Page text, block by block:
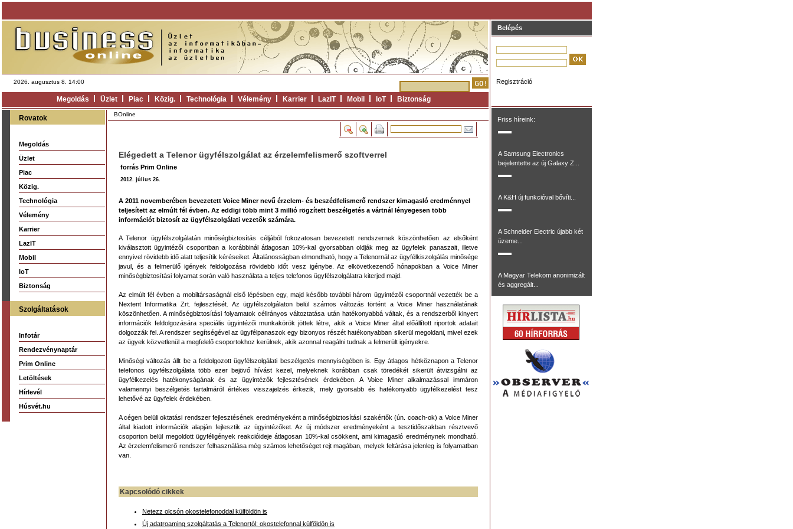
2026. augusztus 8. 14:00
Megoldás Üzlet Piac Közig. Technológia Vélemény Karrier LazIT Mobil IoT Biztonság
Rovatok
Megoldás
Üzlet
Piac
Közig.
Technológia
Vélemény
Karrier
LazIT
Mobil
IoT
Biztonság
Szolgáltatások
Infotár
Rendezvénynaptár
Prim Online
Letöltések
Hírlevél
Húsvét.hu
BOnline
Elégedett a Telenor ügyfélszolgálat az érzelemfelismerő szoftverrel
forrás Prim Online
2012. július 26.
A 2011 novemberében bevezetett Voice Miner nevű érzelem- és beszédfelismerő rendszer kimagasló eredménnyel
teljesített az elmúlt fél évben. Az eddigi több mint 3 millió rögzített beszélgetés a vártnál lényegesen több
információt biztosít az ügyfélszolgálati vezetők számára.
A Telenor ügyfélszolgálatán minőségbiztosítás céljából fokozatosan bevezetett rendszernek köszönhetően az elsőként
kiválasztott ügyintézői csoportban a korábbinál átlagosan 10%-kal gyorsabban oldják meg az ügyfelek panaszait, illetve
ennyivel rövidebb idő alatt teljesítik kéréseiket. Általánosságban elmondható, hogy a Telenornál az ügyfélkiszolgálás minősége
javul, és a felmerülő igények feldolgozása rövidebb időt vesz igénybe. Az elkövetkezendő hónapokban a Voice Miner
minőségbiztosítási folyamat során való használata a teljes telefonos ügyfélszolgálatra kiterjed majd.
Az elmúlt fél évben a mobiltársaságnál első lépésben egy, majd később további három ügyintézői csoportnál vezették be a
Nextent Informatika Zrt. fejlesztését. Az ügyfélszolgálaton belül számos változás történt a Voice Miner használatának
köszönhetően. A minőségbiztosítási folyamatok célirányos változtatása után hatékonyabbá váltak, és a rendszerből kinyert
információk feldolgozására speciális ügyintézői munkakörök jöttek létre, akik a Voice Miner által előállított riportok adatait
dolgozzák fel. A rendszer segítségével az ügyfélpanaszok egy bizonyos részét hatékonyabban sikerül megoldani, mivel ezek
az ügyek közvetlenül a megfelelő csoportokhoz kerülnek, akik azonnal reagálni tudnak a felmerült igényekre.
Minőségi változás állt be a feldolgozott ügyfélszolgálati beszélgetés mennyiségében is. Egy átlagos hétköznapon a Telenor
telefonos ügyfélszolgálata több ezer bejövő hívást kezel, melyeknek korábban csak töredékét sikerült átvizsgálni az
ügyfélkezelés hatékonyságának és az ügyintézők fejlesztésének érdekében. A Voice Miner alkalmazással immáron
valamennyi beszélgetés tartalmáról értékes visszajelzés érkezik, mely gyorsabb és hatékonyabb ügyfélkezelést tesz
lehetővé az ügyfelek érdekében.
A cégen belüli oktatási rendszer fejlesztésének eredményeként a minőségbiztosítási szakértők (ún. coach-ok) a Voice Miner
által kiadott információk alapján fejlesztik az ügyintézőket. Az új módszer eredményeként a tesztidőszakban résztvevő
csoporton belül megoldott ügyféligények reakcióideje átlagosan 10%-kal csökkent, ami kimagasló eredménynek mondható.
Az érzelemfelismerő rendszer felhasználása még számos lehetőséget rejt magában, melyek feltárása jelenleg is folyamatban
van.
Kapcsolódó cikkek
Netezz olcsón okostelefonoddal külföldön is
Új adatroaming szolgáltatás a Telenortól: okostelefonnal külföldön is
Belépés
Regisztráció
Friss híreink:
A Samsung Electronics
bejelentette az új Galaxy Z...
A K&H új funkcióval bővíti...
A Schneider Electric újabb két
üzeme...
A Magyar Telekom anonimizált
és aggregált...